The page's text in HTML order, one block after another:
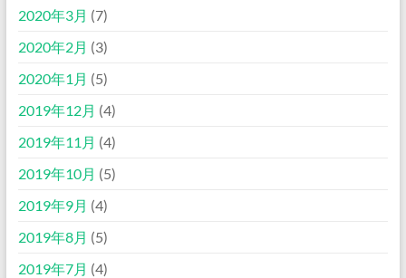
2020年3月 (7)
2020年2月 (3)
2020年1月 (5)
2019年12月 (4)
2019年11月 (4)
2019年10月 (5)
2019年9月 (4)
2019年8月 (5)
2019年7月 (4)